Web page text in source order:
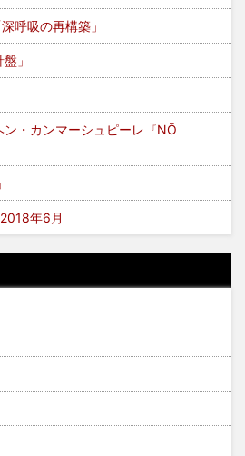
呼吸の再構築」
」
・カンマーシュピーレ『NŌ
年6月